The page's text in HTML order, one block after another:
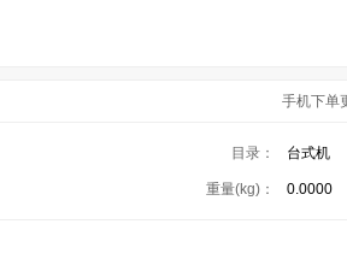
手机下单
目录： 台式机
重量(kg)： 0.0000